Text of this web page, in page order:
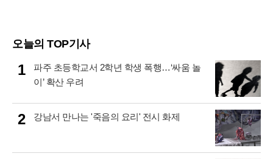
오늘의 TOP기사
1
파주 초등학교서 2학년 학생 폭행…‘싸움 놀
이’ 확산 우려
2 강남서 만나는 '죽음의 요리' 전시 화제